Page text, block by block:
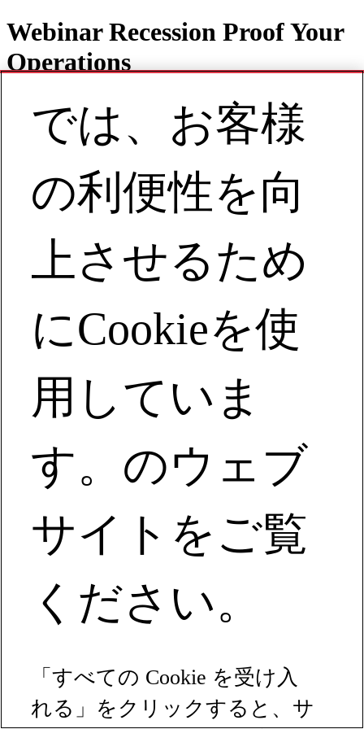
Webinar Recession Proof Your
Operations
JA | Asia Pacific
My Account
Recession Proof Your Operations
Recession Proof Your Operations
では、お客様
の利便性を向
上させるため
にCookieを使
用していま
す。のウェブ
サイトをご覧
ください。
「すべての Cookie を受け入
れる」をクリックすると、サ